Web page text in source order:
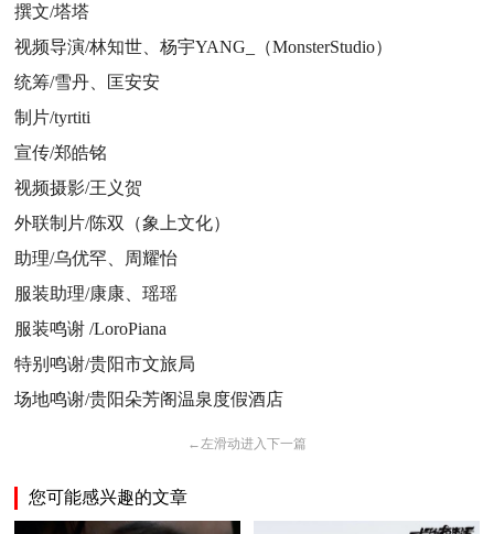
撰文/塔塔
视频导演/林知世、杨宇YANG_（MonsterStudio）
统筹/雪丹、匡安安
制片/tyrtiti
宣传/郑皓铭
视频摄影/王义贺
外联制片/陈双（象上文化）
助理/乌优罕、周耀怡
服装助理/康康、瑶瑶
服装鸣谢 /LoroPiana
特别鸣谢/贵阳市文旅局
场地鸣谢/贵阳朵芳阁温泉度假酒店
←左滑动进入下一篇
您可能感兴趣的文章